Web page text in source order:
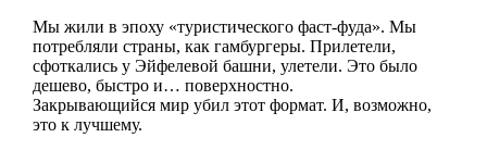
Мы жили в эпоху «туристического фаст-фуда». Мы
потребляли страны, как гамбургеры. Прилетели,
сфоткались у Эйфелевой башни, улетели. Это было
дешево, быстро и… поверхностно.
Закрывающийся мир убил этот формат. И, возможно,
это к лучшему.